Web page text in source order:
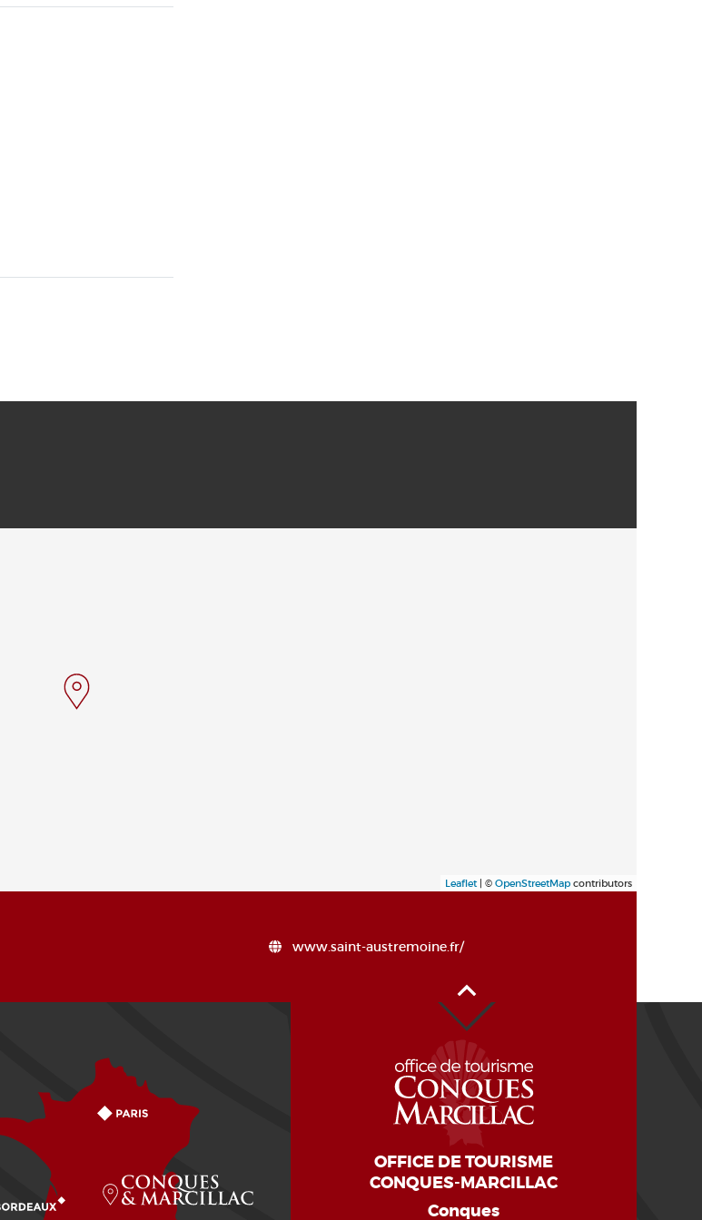
Leaflet| © OpenStreetMap contributors
www.saint-austremoine.fr/
OFFICE DE TOURISME
CONQUES-MARCILLAC
Conques